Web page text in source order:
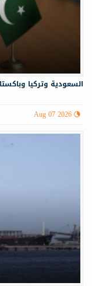
السعودية وتركيا
Aug 07 2026